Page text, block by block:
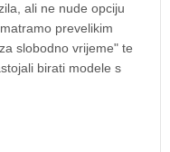
ali ne nude opciju
prevelikim
slobodno vrijeme" te
birati modele s